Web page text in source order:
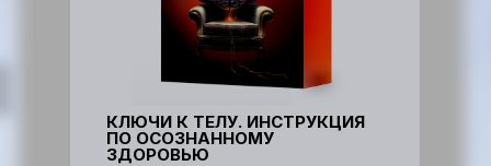
КЛЮЧИ К ТЕЛУ. ИНСТРУКЦИЯ
ПО ОСОЗНАННОМУ
ЗДОРОВЬЮ